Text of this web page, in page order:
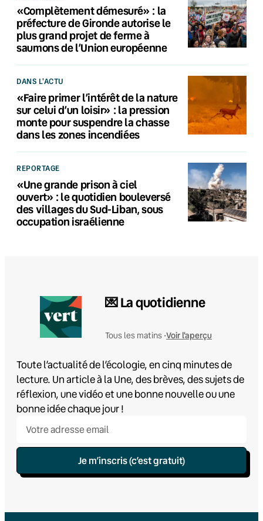
«Complètement démesuré» : la
préfecture de Gironde autorise le
plus grand projet de ferme à
saumons de l’Union européenne
DANS L'ACTU
«Faire primer l’intérêt de la nature
sur celui d’un loisir» : la pression
monte pour suspendre la chasse
dans les zones incendiées
REPORTAGE
«Une grande prison à ciel
ouvert» : le quotidien bouleversé
des villages du Sud-Liban, sous
occupation israélienne
💌 La quotidienne
Tous les matins •Voir l'aperçu
Toute l’actualité de l’écologie, en cinq minutes de
lecture. Un article à la Une, des brèves, des sujets de
réflexion, une vidéo et une bonne nouvelle ou une
bonne idée chaque jour !
Je m’inscris (c’est gratuit)